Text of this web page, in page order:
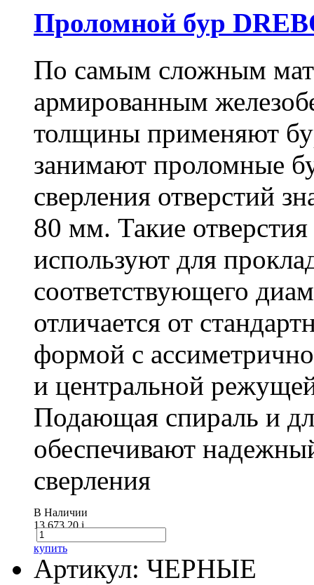
Проломной бур
По самым сложным
армированным
толщины применяют
занимают проломные
сверления отверстий
80 мм. Такие
используют для
соответствующего
отличается от
формой с
и центральной
Подающая спираль и
обеспечивают
сверления
В Наличии
13 673.20i
купить
Артикул: ЧЕРНЫЕ